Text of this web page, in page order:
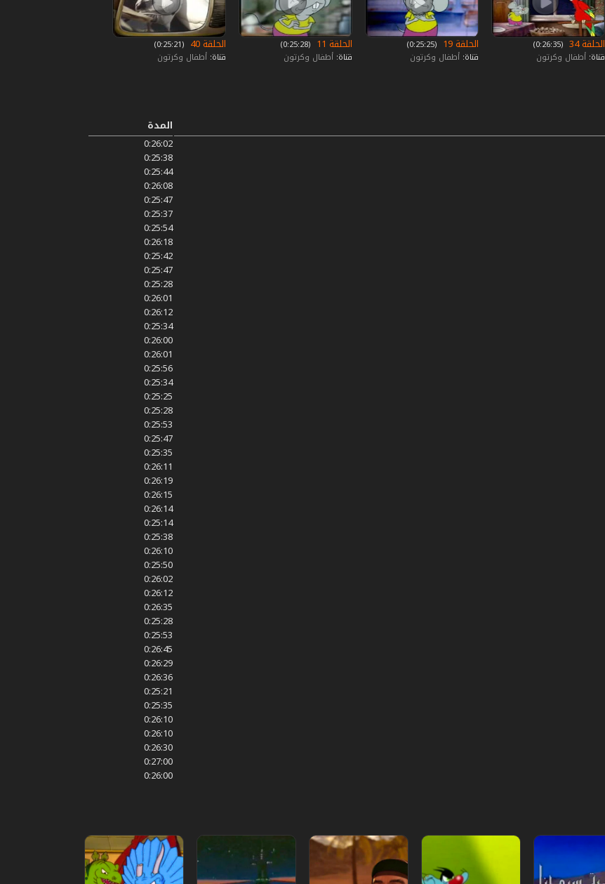
الحلقة 34
‏ (0:26:35)
قناة: أطفال وكرتون
الحلقة 19
‏ (0:25:25)
قناة: أطفال وكرتون
الحلقة 11
‏ (0:25:28)
قناة: أطفال وكرتون
الحلقة 40
‏ (0:25:21)
قناة: أطفال وكرتون
المدة
0:26:02
0:25:38
0:25:44
0:26:08
0:25:47
0:25:37
0:25:54
0:26:18
0:25:42
0:25:47
0:25:28
0:26:01
0:26:12
0:25:34
0:26:00
0:26:01
0:25:56
0:25:34
0:25:25
0:25:28
0:25:53
0:25:47
0:25:35
0:26:11
0:26:19
0:26:15
0:26:14
0:25:14
0:25:38
0:26:10
0:25:50
0:26:02
0:26:12
0:26:35
0:25:28
0:25:53
0:26:45
0:26:29
0:26:36
0:25:21
0:25:35
0:26:10
0:26:10
0:26:30
0:27:00
0:26:00